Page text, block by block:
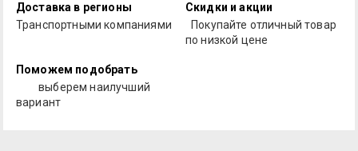
Доставка в регионы
Транспортными компаниями
Скидки и акции
Покупайте отличный товар
по низкой цене
Поможем подобрать
выберем наилучший
вариант